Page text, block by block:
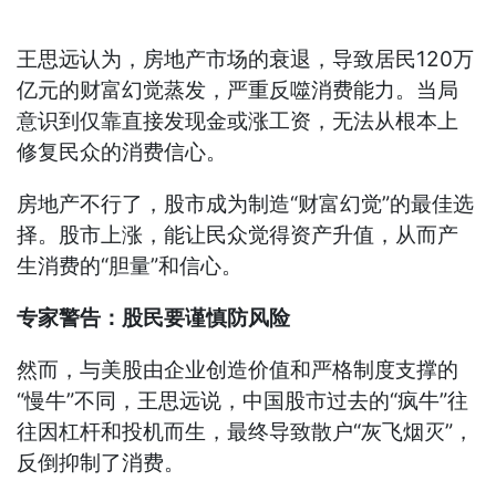
王思远认为，房地产市场的衰退，导致居民120万
亿元的财富幻觉蒸发，严重反噬消费能力。当局
意识到仅靠直接发现金或涨工资，无法从根本上
修复民众的消费信心。
房地产不行了，股市成为制造“财富幻觉”的最佳选
择。股市上涨，能让民众觉得资产升值，从而产
生消费的“胆量”和信心。
专家警告：股民要谨慎防风险
然而，与美股由企业创造价值和严格制度支撑的
“慢牛”不同，王思远说，中国股市过去的“疯牛”往
往因杠杆和投机而生，最终导致散户“灰飞烟灭”，
反倒抑制了消费。